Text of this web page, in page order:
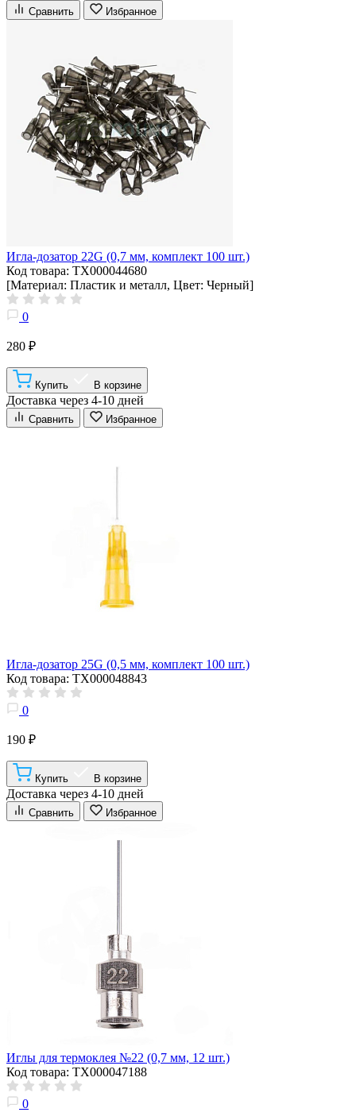
Сравнить Избранное
Игла-дозатор 22G (0,7 мм, комплект 100 шт.)
Код товара: ТХ000044680
[Материал: Пластик и металл, Цвет: Черный]
0
280 ₽
Купить В корзине
Доставка через 4-10 дней
Сравнить Избранное
Игла-дозатор 25G (0,5 мм, комплект 100 шт.)
Код товара: ТХ000048843
0
190 ₽
Купить В корзине
Доставка через 4-10 дней
Сравнить Избранное
Иглы для термоклея №22 (0,7 мм, 12 шт.)
Код товара: ТХ000047188
0